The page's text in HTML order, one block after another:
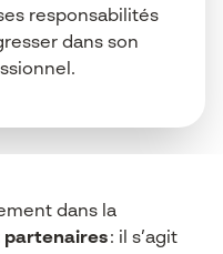
responsabilités
dans son
dans la
partenaires: il s’agit